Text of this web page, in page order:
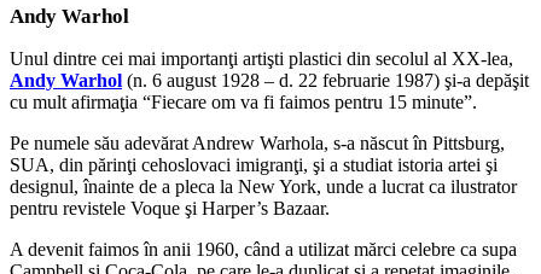
Andy Warhol
Unul dintre cei mai importanţi artişti plastici din secolul al XX-lea,
Andy Warhol (n. 6 august 1928 – d. 22 februarie 1987) şi-a depăşit
cu mult afirmaţia “Fiecare om va fi faimos pentru 15 minute”.
Pe numele său adevărat Andrew Warhola, s-a născut în Pittsburg,
SUA, din părinţi cehoslovaci imigranţi, şi a studiat istoria artei şi
designul, înainte de a pleca la New York, unde a lucrat ca ilustrator
pentru revistele Voque şi Harper’s Bazaar.
A devenit faimos în anii 1960, când a utilizat mărci celebre ca supa